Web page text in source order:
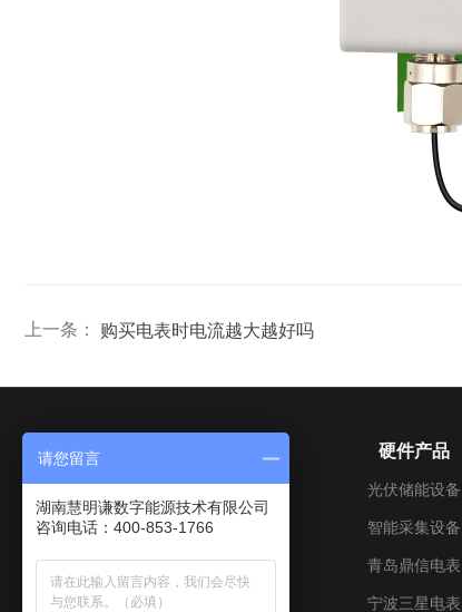
上一条： 购买电表时电流越大越好吗
成长历程
企业文化
加入我们
硬件产品
光伏储能设备
智能采集设备
青岛鼎信电表
宁波三星电表
请您留言
湖南慧明谦数字能源技术有限公司
咨询电话：400-853-1766